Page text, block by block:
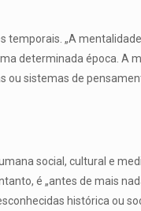
„A
determinada época. A
sistemas de
social, cultural e
é „antes de mais
histórica ou